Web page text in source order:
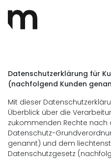
Datenschutzerklärung für
(nachfolgend Kunden
Mit dieser
Überblick über die
zukommenden Rechte
Datenschutz-
genannt) und dem
Datenschutzgesetz